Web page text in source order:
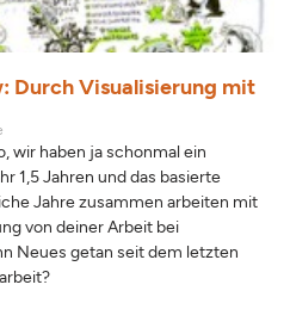
Durch Visualisierung mit
wir haben ja schonmal ein
1,5 Jahren und das basierte
Jahre zusammen arbeiten mit
von deiner Arbeit bei
Neues getan seit dem letzten